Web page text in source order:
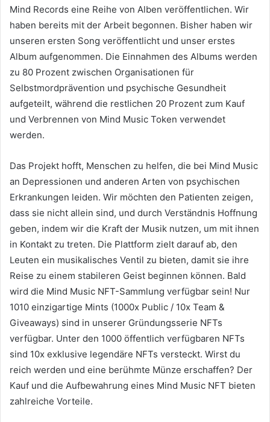
Mind Records eine Reihe von Alben veröffentlichen. Wir
haben bereits mit der Arbeit begonnen. Bisher haben wir
unseren ersten Song veröffentlicht und unser erstes
Album aufgenommen. Die Einnahmen des Albums werden
zu 80 Prozent zwischen Organisationen für
Selbstmordprävention und psychische Gesundheit
aufgeteilt, während die restlichen 20 Prozent zum Kauf
und Verbrennen von Mind Music Token verwendet
werden.
Das Projekt hofft, Menschen zu helfen, die bei Mind Music
an Depressionen und anderen Arten von psychischen
Erkrankungen leiden. Wir möchten den Patienten zeigen,
dass sie nicht allein sind, und durch Verständnis Hoffnung
geben, indem wir die Kraft der Musik nutzen, um mit ihnen
in Kontakt zu treten. Die Plattform zielt darauf ab, den
Leuten ein musikalisches Ventil zu bieten, damit sie ihre
Reise zu einem stabileren Geist beginnen können. Bald
wird die Mind Music NFT-Sammlung verfügbar sein! Nur
1010 einzigartige Mints (1000x Public / 10x Team &
Giveaways) sind in unserer Gründungsserie NFTs
verfügbar. Unter den 1000 öffentlich verfügbaren NFTs
sind 10x exklusive legendäre NFTs versteckt. Wirst du
reich werden und eine berühmte Münze erschaffen? Der
Kauf und die Aufbewahrung eines Mind Music NFT bieten
zahlreiche Vorteile.